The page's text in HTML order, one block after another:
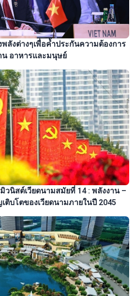
ลังต่างๆเพื่อค้ำประกันความต้องการ
อาหารและมนุษย์
นิสต์เวียดนามสมัยที่ 14 : พลังงาน –
บโตของเวียดนามภายในปี 2045